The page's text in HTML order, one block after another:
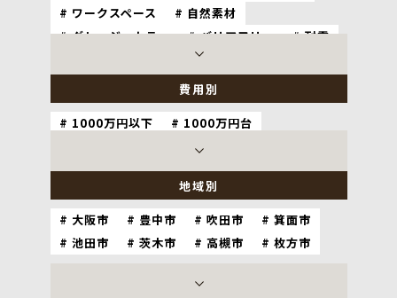
ワークスペース
自然素材
グレージュカラー
バリアフリー
耐震
ペット
費用別
1000万円以下
1000万円台
3000万円以上
地域別
大阪市 豊中市 吹田市
箕面市
池田市
茨木市 高槻市
枚方市